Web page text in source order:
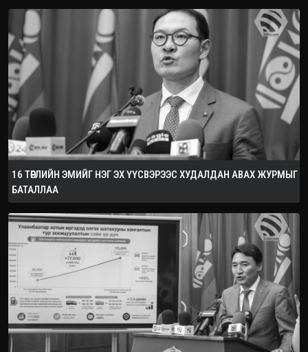
16 ТӨРЛИЙН ЭМИЙГ НЭГ ЭХ ҮҮСВЭРЭЭС ХУДАЛДАН АВАХ ЖУРМЫГ
БАТАЛЛАА